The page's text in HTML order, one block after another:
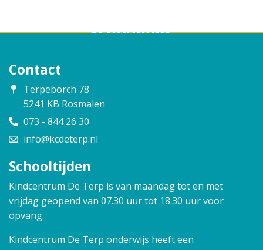
Opvang
Schoolgids
Contact
Contact
Terpeborch 78
5241 KB Rosmalen
073 - 844 26 30
info@kcdeterp.nl
Schooltijden
Kindcentrum De Terp is van maandag tot en met
vrijdag geopend van 07.30 uur tot 18.30 uur voor
opvang.
Kindcentrum De Terp onderwijs heeft een